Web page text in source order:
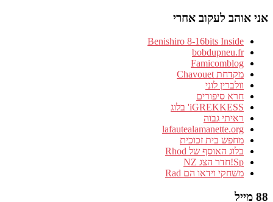
אני אוהב לעקוב אחרי
Benishiro 8-16bits Inside
bobdupneu.fr
Famicomblog
מקדחת Chavouet
וולברין לוני
חרא סיפורים
iGREKKESS' בלוג
ראיתי גבוה
lafautealamanette.org
מחפש בית זכוכית
בלוג האוסף של Rhod
Sp!חדר הצג NZ
משחקי וידאו הם Rad
88 מייל